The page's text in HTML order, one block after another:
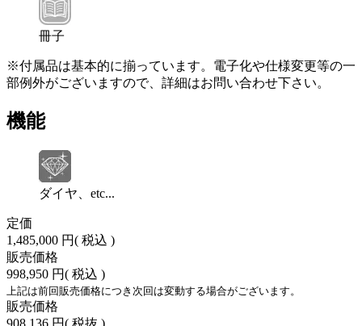
冊子
※付属品は基本的に揃っています。電子化や仕様変更等の一
部例外がございますので、詳細はお問い合わせ下さい。
機能
ダイヤ、etc...
定価
1,485,000 円( 税込 )
販売価格
998,950 円( 税込 )
上記は前回販売価格につき次回は変動する場合がございます。
販売価格
908,136 円( 税抜 )